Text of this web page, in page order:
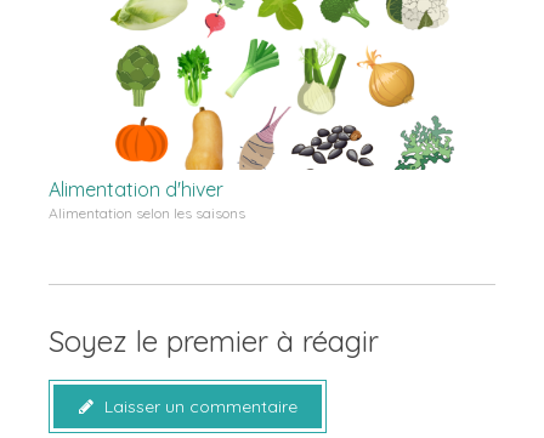
Alimentation d'hiver
Alimentation selon les saisons
Soyez le premier à réagir
Laisser un commentaire